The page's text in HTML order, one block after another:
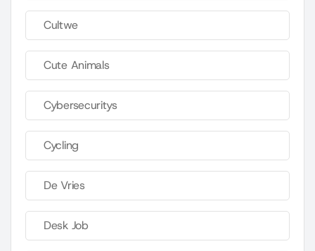
Cultwe
Cute Animals
Cybersecuritys
Cycling
De Vries
Desk Job